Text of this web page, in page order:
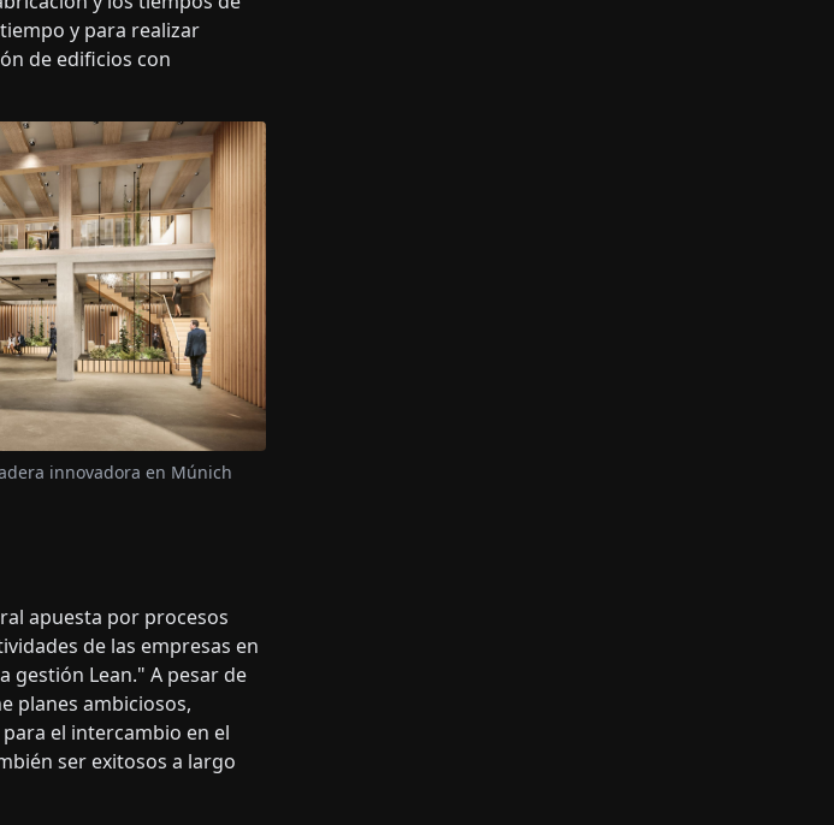
y para realizar
de edificios con
innovadora en Múnich
apuesta por procesos
de las empresas en
gestión Lean." A pesar de
planes ambiciosos,
el intercambio en el
ser exitosos a largo